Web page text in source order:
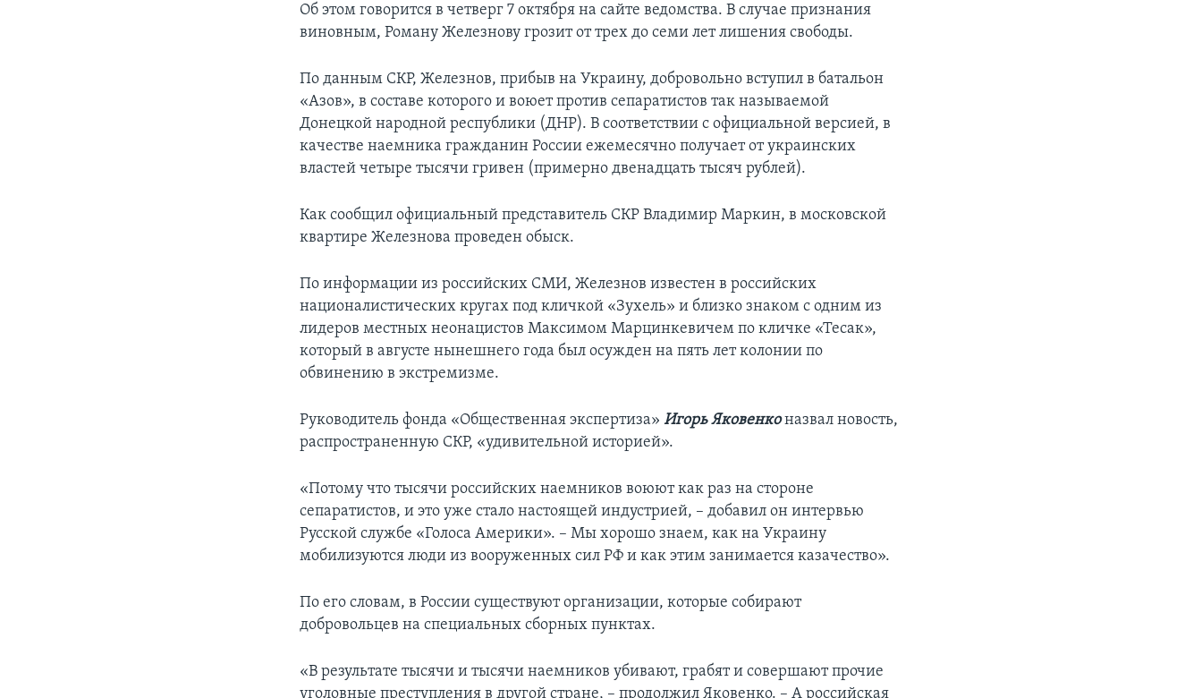
Об этом говорится в четверг 7 октября на сайте ведомства. В случае признания
виновным, Роману Железнову грозит от трех до семи лет лишения свободы.
По данным СКР, Железнов, прибыв на Украину, добровольно вступил в батальон
«Азов», в составе которого и воюет против сепаратистов так называемой
Донецкой народной республики (ДНР). В соответствии с официальной версией, в
качестве наемника гражданин России ежемесячно получает от украинских
властей четыре тысячи гривен (примерно двенадцать тысяч рублей).
Как сообщил официальный представитель СКР Владимир Маркин, в московской
квартире Железнова проведен обыск.
По информации из российских СМИ, Железнов известен в российских
националистических кругах под кличкой «Зухель» и близко знаком с одним из
лидеров местных неонацистов Максимом Марцинкевичем по кличке «Тесак»,
который в августе нынешнего года был осужден на пять лет колонии по
обвинению в экстремизме.
Руководитель фонда «Общественная экспертиза»Игорь Яковенконазвал новость,
распространенную СКР, «удивительной историей».
«Потому что тысячи российских наемников воюют как раз на стороне
сепаратистов, и это уже стало настоящей индустрией, – добавил он интервью
Русской службе «Голоса Америки». – Мы хорошо знаем, как на Украину
мобилизуются люди из вооруженных сил РФ и как этим занимается казачество».
По его словам, в России существуют организации, которые собирают
добровольцев на специальных сборных пунктах.
«В результате тысячи и тысячи наемников убивают, грабят и совершают прочие
уголовные преступления в другой стране, – продолжил Яковенко. – А российская